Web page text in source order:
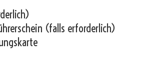
(falls erforderlich)